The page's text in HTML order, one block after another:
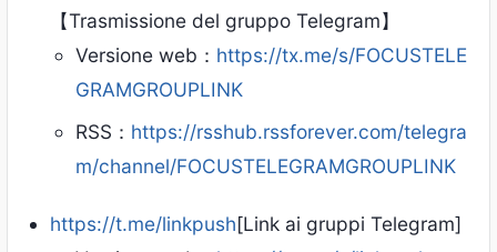
【Trasmissione del gruppo Telegram】
Versione web： https://tx.me/s/FOCUSTELE
GRAMGROUPLINK
RSS： https://rsshub.rssforever.com/telegra
m/channel/FOCUSTELEGRAMGROUPLINK
https://t.me/linkpush[Link ai gruppi Telegram]